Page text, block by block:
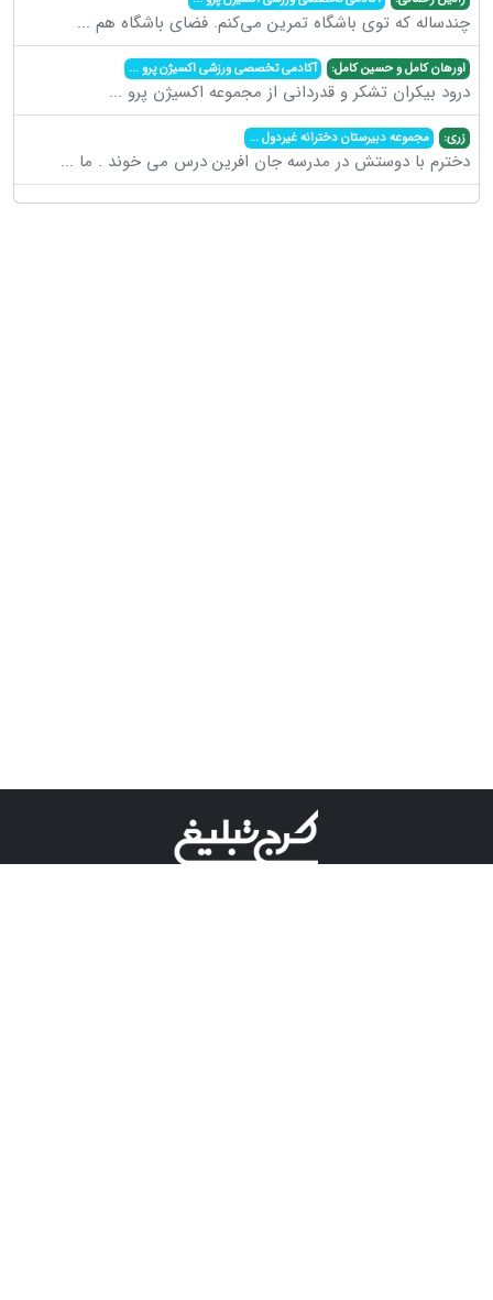
چندساله که توی باشگاه تمرین می‌کنم. فضای باشگاه هم ...
اورهان کامل و حسین کامل: آکادمی تخصصی ورزشی اکسیژن پرو...
درود بیکران تشکر و قدردانی از مجموعه اکسیژن پرو ...
زری: مجموعه دبیرستان دخترانه غیردول...
دخترم با دوستش در مدرسه جان افرین درس می خوند . ما ...